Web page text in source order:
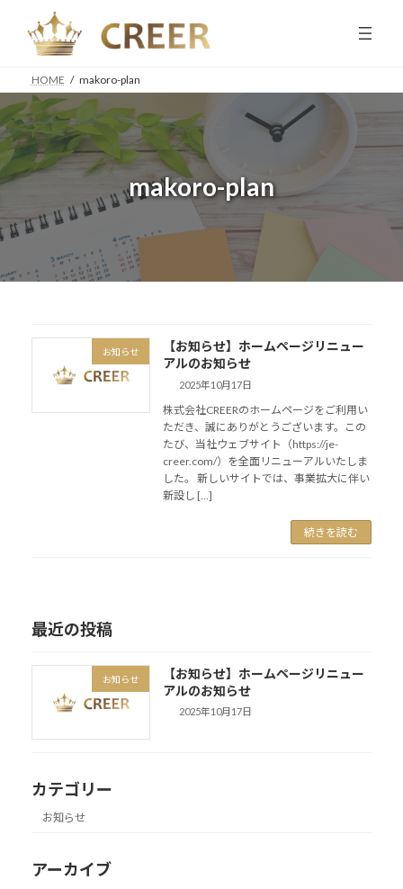
キ
ッ
プ
に
移
動
HOME makoro-plan
makoro-plan
お知らせ
【お知らせ】ホームページリニュー
アルのお知らせ
2025年10月17日
株式会社CREERのホームページをご利用い
ただき、誠にありがとうございます。この
たび、当社ウェブサイト（https://je-
creer.com/）を全面リニューアルいたしま
した。 新しいサイトでは、事業拡大に伴い
新設し […]
続きを読む
最近の投稿
お知らせ
【お知らせ】ホームページリニュー
アルのお知らせ
2025年10月17日
カテゴリー
お知らせ
アーカイブ